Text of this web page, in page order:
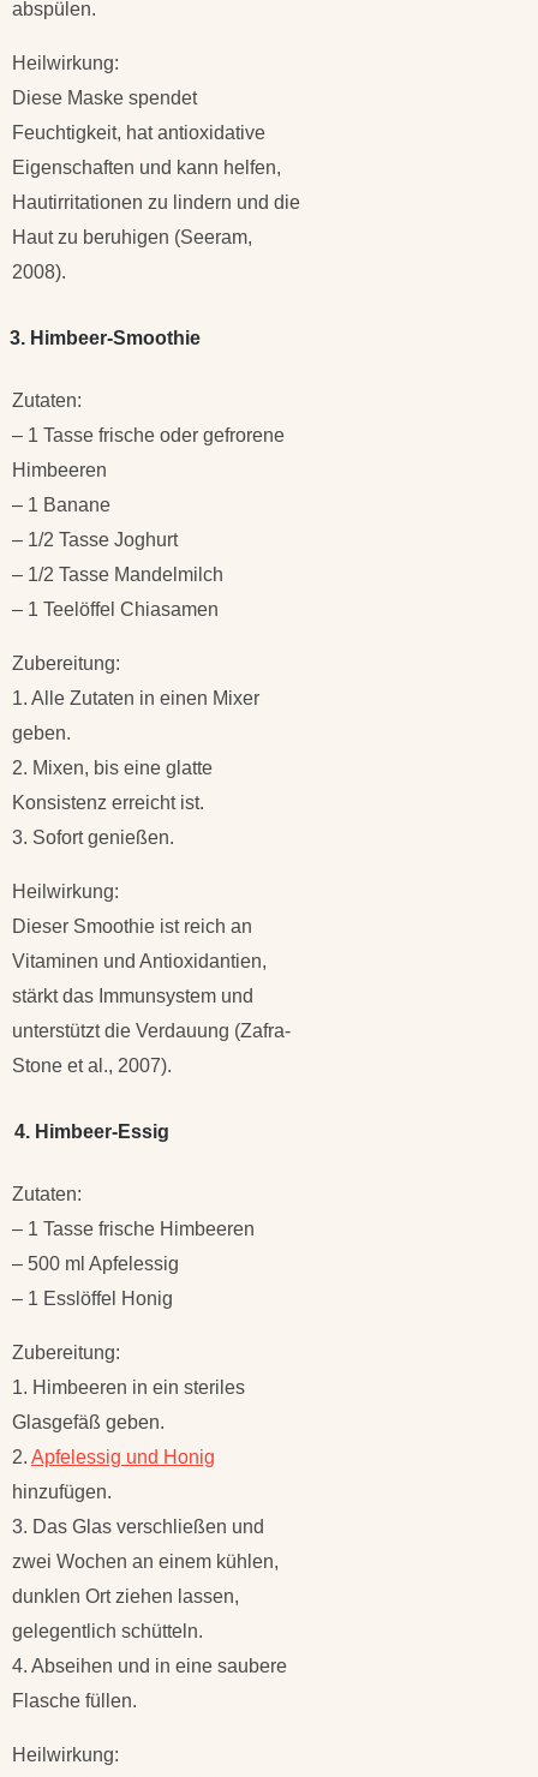
abspülen.
Heilwirkung:
Diese Maske spendet
Feuchtigkeit, hat antioxidative
Eigenschaften und kann helfen,
Hautirritationen zu lindern und die
Haut zu beruhigen (Seeram,
2008).
3. Himbeer-Smoothie
Zutaten:
– 1 Tasse frische oder gefrorene
Himbeeren
– 1 Banane
– 1/2 Tasse Joghurt
– 1/2 Tasse Mandelmilch
– 1 Teelöffel Chiasamen
Zubereitung:
1. Alle Zutaten in einen Mixer
geben.
2. Mixen, bis eine glatte
Konsistenz erreicht ist.
3. Sofort genießen.
Heilwirkung:
Dieser Smoothie ist reich an
Vitaminen und Antioxidantien,
stärkt das Immunsystem und
unterstützt die Verdauung (Zafra-
Stone et al., 2007).
4. Himbeer-Essig
Zutaten:
– 1 Tasse frische Himbeeren
– 500 ml Apfelessig
– 1 Esslöffel Honig
Zubereitung:
1. Himbeeren in ein steriles
Glasgefäß geben.
2. Apfelessig und Honig
hinzufügen.
3. Das Glas verschließen und
zwei Wochen an einem kühlen,
dunklen Ort ziehen lassen,
gelegentlich schütteln.
4. Abseihen und in eine saubere
Flasche füllen.
Heilwirkung: